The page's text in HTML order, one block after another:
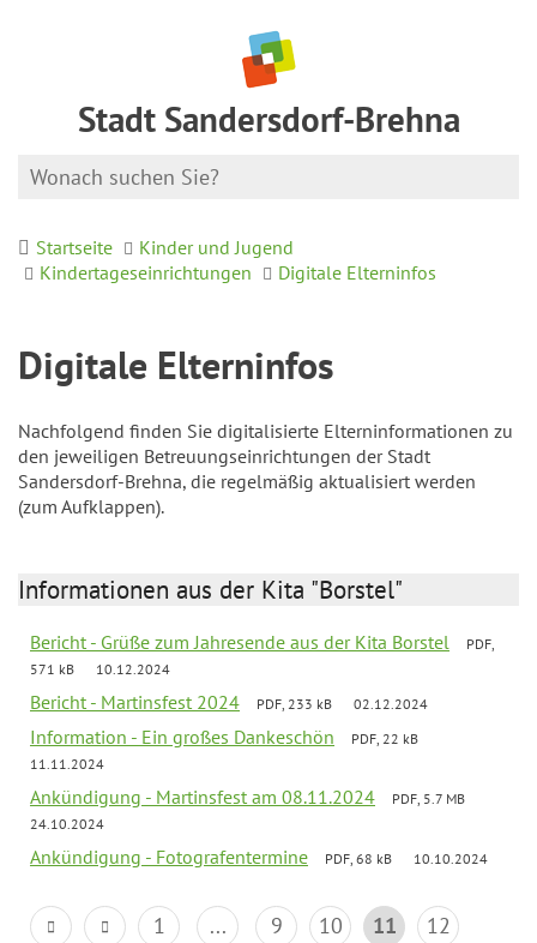
Stadt Sandersdorf-Brehna
Startseite
Kinder und Jugend
Kindertageseinrichtungen
Digitale Elterninfos
Digitale Elterninfos
Nachfolgend finden Sie digitalisierte Elterninformationen zu
den jeweiligen Betreuungseinrichtungen der Stadt
Sandersdorf-Brehna, die regelmäßig aktualisiert werden
(zum Aufklappen).
Informationen aus der Kita "Borstel"
Bericht - Grüße zum Jahresende aus der Kita Borstel
PDF,
571 kB
10.12.2024
Bericht - Martinsfest 2024 PDF, 233 kB 02.12.2024
Information - Ein großes Dankeschön
PDF, 22 kB
11.11.2024
Ankündigung - Martinsfest am 08.11.2024
PDF, 5.7 MB
24.10.2024
Ankündigung - Fotografentermine PDF, 68 kB 10.10.2024
1 ... 9 10 11
12